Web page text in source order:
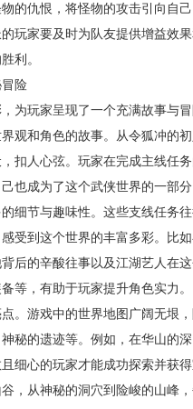
的仇恨，将怪物的攻击引向自
玩家要及时为队友提供增益效
利。
险
，为玩家呈现了一个充满故事
观和角色的故事。从令狐冲的
扣人心弦。玩家在完成主线任
也成为了这个武侠世界的一部分
细节与趣味性。这些支线任务
受到这个世界的丰富多彩。比
后的辛酸往事以及江湖艺人在
等，有助于玩家提升角色实力。
。游戏中的世界地图广阔无垠
秘的遗迹等。例如，在华山的
细心的玩家才能成功探索并获
，从神秘的洞穴到险峻的山峰